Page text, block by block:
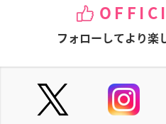
フォローしてより楽